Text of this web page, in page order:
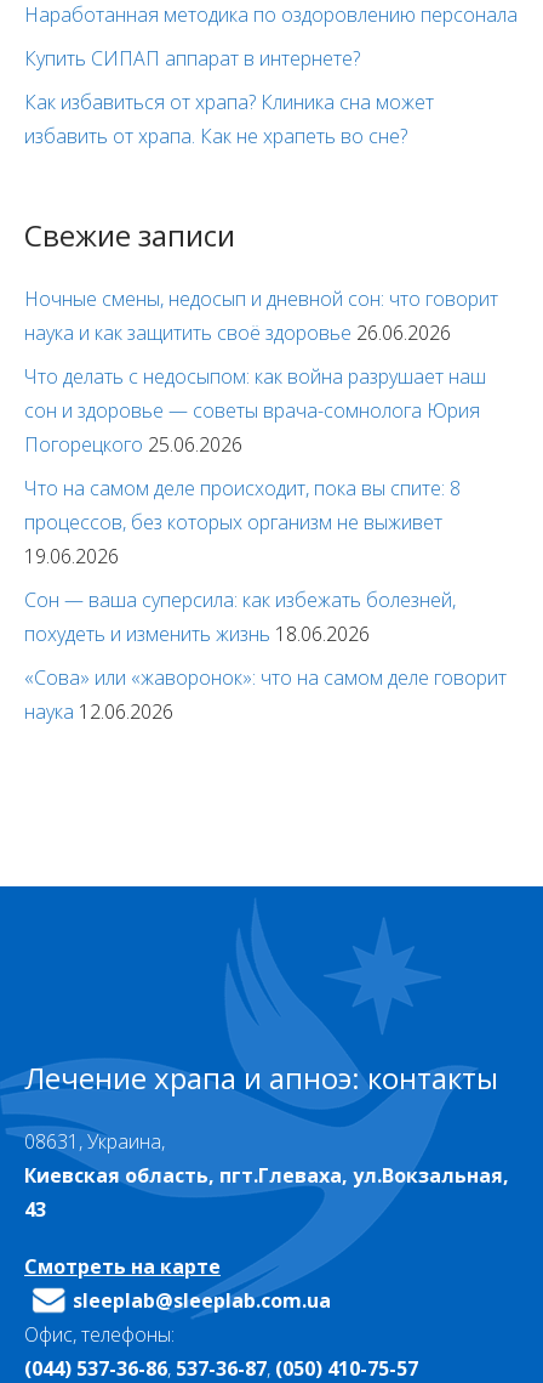
Наработанная методика по оздоровлению персонала
Купить СИПАП аппарат в интернете?
Как избавиться от храпа? Клиника сна может
избавить от храпа. Как не храпеть во сне?
Свежие записи
Ночные смены, недосып и дневной сон: что говорит
наука и как защитить своё здоровье 26.06.2026
Что делать с недосыпом: как война разрушает наш
сон и здоровье — советы врача-сомнолога Юрия
Погорецкого 25.06.2026
Что на самом деле происходит, пока вы спите: 8
процессов, без которых организм не выживет
19.06.2026
Сон — ваша суперсила: как избежать болезней,
похудеть и изменить жизнь 18.06.2026
«Сова» или «жаворонок»: что на самом деле говорит
наука 12.06.2026
Лечение храпа и апноэ: контакты
08631, Украина,
Киевская область, пгт.Глеваха, ул.Вокзальная,
43
Смотреть на карте
sleeplab@sleeplab.com.ua
Офис, телефоны:
(044) 537-36-86, 537-36-87, (050) 410-75-57